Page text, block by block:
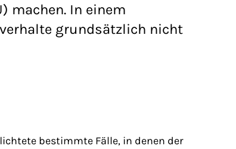
machen. In einem
grundsätzlich nicht
bestimmte Fälle, in denen der